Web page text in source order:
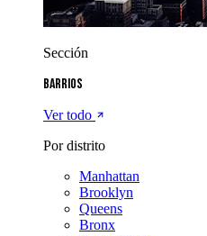
Sección
Barrios
Ver todo
Por distrito
Manhattan
Brooklyn
Queens
Bronx